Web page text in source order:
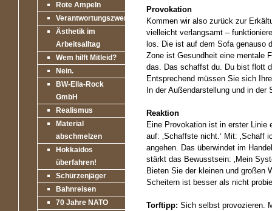
Rote Ampeln
Verantwortungszwerge
Ästhetik im
Arbeitsalltag
Wem hilft Mitleid?
Nein.
BW-Ella-Rock
GmbH
Realismus
Material
abschmelzen
Hokkaidos
überfahren!
Schürzenjäger
Bahnreisen
70 Jahre NATO
Provokation
Kommen wir also zurück zur
vielleicht verlangsamt –
los. Die ist auf dem Sofa genauso
Zone ist Gesundheit eine mentale
das. Das schaffst du. Du bist flott
Entsprechend müssen Sie sich
In der Außendarstellung und in der
Reaktion
Eine Provokation ist in erster Linie
auf: ‚Schaffste nicht.‘ Mit: ‚Schaff
angehen. Das überwindet im
stärkt das Bewusstsein: ‚Mein
Bieten Sie der kleinen und großen
Scheitern ist besser als nicht
Torftipp: Sich selbst provozieren.